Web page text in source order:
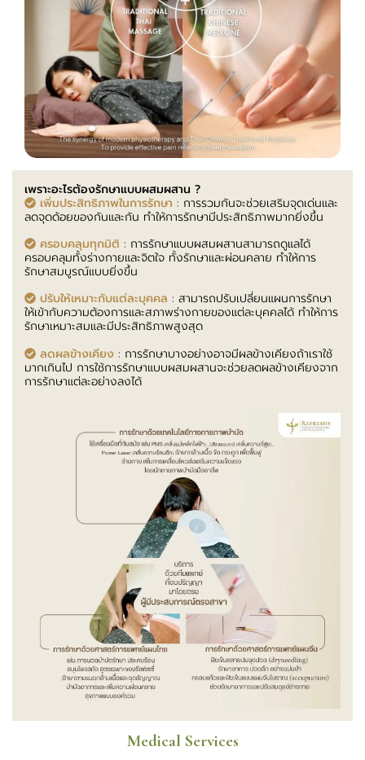
เพราะอะไรต้องรักษาแบบผสมผสาน ?
เพิ่มประสิทธิภาพในการรักษา : การรวมกันจะช่วยเสริมจุดเด่นและ
ลดจุดด้อยของกันและกัน ทำให้การรักษามีประสิทธิภาพมากยิ่งขึ้น
ครอบคลุมทุกมิติ : การรักษาแบบผสมผสานสามารถดูแลได้
ครอบคลุมทั้งร่างกายและจิตใจ ทั้งรักษาและผ่อนคลาย ทำให้การ
รักษาสมบูรณ์แบบยิ่งขึ้น
ปรับให้เหมาะกับแต่ละบุคคล : สามารถปรับเปลี่ยนแผนการรักษา
ให้เข้ากับความต้องการและสภาพร่างกายของแต่ละบุคคลได้ ทำให้การ
รักษาเหมาะสมและมีประสิทธิภาพสูงสุด
ลดผลข้างเคียง : การรักษาบางอย่างอาจมีผลข้างเคียงถ้าเราใช้
มากเกินไป การใช้การรักษาแบบผสมผสานจะช่วยลดผลข้างเคียงจาก
การรักษาแต่ละอย่างลงได้
Medical Services